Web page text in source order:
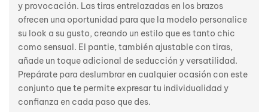
y provocación. Las tiras entrelazadas en los brazos
ofrecen una oportunidad para que la modelo personalice
su look a su gusto, creando un estilo que es tanto chic
como sensual. El pantie, también ajustable con tiras,
añade un toque adicional de seducción y versatilidad.
Prepárate para deslumbrar en cualquier ocasión con este
conjunto que te permite expresar tu individualidad y
confianza en cada paso que des.